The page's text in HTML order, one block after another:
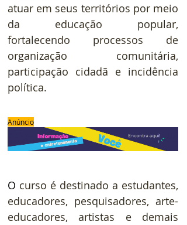
atuar em seus territórios por meio
da educação popular,
fortalecendo processos de
organização comunitária,
participação cidadã e incidência
política.
Anúncio
O curso é destinado a estudantes,
educadores, pesquisadores, arte-
educadores, artistas e demais